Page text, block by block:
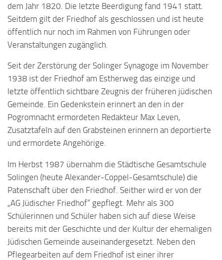
dem Jahr 1820. Die letzte Beerdigung fand 1941 statt.
Seitdem gilt der Friedhof als geschlossen und ist heute
öffentlich nur noch im Rahmen von Führungen oder
Veranstaltungen zugänglich.
Seit der Zerstörung der Solinger Synagoge im November
1938 ist der Friedhof am Estherweg das einzige und
letzte öffentlich sichtbare Zeugnis der früheren jüdischen
Gemeinde. Ein Gedenkstein erinnert an den in der
Pogromnacht ermordeten Redakteur Max Leven,
Zusatztafeln auf den Grabsteinen erinnern an deportierte
und ermordete Angehörige.
Im Herbst 1987 übernahm die Städtische Gesamtschule
Solingen (heute Alexander-Coppel-Gesamtschule) die
Patenschaft über den Friedhof. Seither wird er von der
„AG Jüdischer Friedhof“ gepflegt. Mehr als 300
Schülerinnen und Schüler haben sich auf diese Weise
bereits mit der Geschichte und der Kultur der ehemaligen
Jüdischen Gemeinde auseinandergesetzt. Neben den
Pflegearbeiten auf dem Friedhof ist einer ihrer